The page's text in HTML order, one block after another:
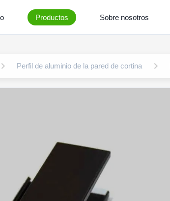
Productos Sobre nosotros
Perfil de aluminio de la pared de cortina